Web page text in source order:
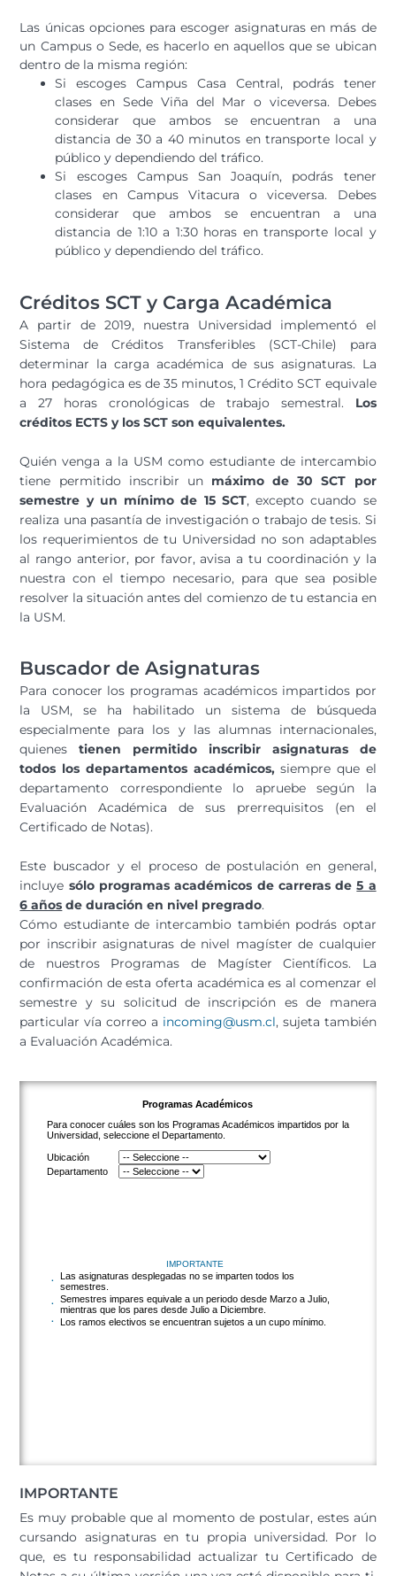
Las únicas opciones para escoger asignaturas en más de
un Campus o Sede, es hacerlo en aquellos que se ubican
dentro de la misma región:
Si escoges Campus Casa Central, podrás tener
clases en Sede Viña del Mar o viceversa. Debes
considerar que ambos se encuentran a una
distancia de 30 a 40 minutos en transporte local y
público y dependiendo del tráfico.
Si escoges Campus San Joaquín, podrás tener
clases en Campus Vitacura o viceversa. Debes
considerar que ambos se encuentran a una
distancia de 1:10 a 1:30 horas en transporte local y
público y dependiendo del tráfico.
Créditos SCT y Carga Académica
A partir de 2019, nuestra Universidad implementó el
Sistema de Créditos Transferibles (SCT-Chile) para
determinar la carga académica de sus asignaturas. La
hora pedagógica es de 35 minutos, 1 Crédito SCT equivale
a 27 horas cronológicas de trabajo semestral. Los
créditos ECTS y los SCT son equivalentes.
Quién venga a la USM como estudiante de intercambio
tiene permitido inscribir un máximo de 30 SCT por
semestre y un mínimo de 15 SCT, excepto cuando se
realiza una pasantía de investigación o trabajo de tesis. Si
los requerimientos de tu Universidad no son adaptables
al rango anterior, por favor, avisa a tu coordinación y la
nuestra con el tiempo necesario, para que sea posible
resolver la situación antes del comienzo de tu estancia en
la USM.
Buscador de Asignaturas
Para conocer los programas académicos impartidos por
la USM, se ha habilitado un sistema de búsqueda
especialmente para los y las alumnas internacionales,
quienestienen permitido inscribir asignaturas de
todos los departamentos académicos,siempre que el
departamento correspondiente lo apruebe según la
Evaluación Académica de sus prerrequisitos (en el
Certificado de Notas).
Este buscador y el proceso de postulación en general,
incluye sólo programas académicos de carreras de5 a
6 años de duración en nivel pregrado.
Cómo estudiante de intercambio también podrás optar
por inscribir asignaturas de nivel magíster de cualquier
de nuestros Programas de Magíster Científicos. La
confirmación de esta oferta académica es al comenzar el
semestre y su solicitud de inscripción es de manera
particular vía correo a incoming@usm.cl, sujeta también
a Evaluación Académica.
IMPORTANTE
Es muy probable que al momento de postular, estes aún
cursando asignaturas en tu propia universidad. Por lo
que, es tu responsabilidad actualizar tu Certificado de